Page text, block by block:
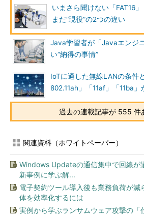
いまさら聞けない「FAT16
まだ“現役”の2つの違い
Java学習者が「Javaエンジ
い“納得の事情”
IoTに適した無線LANの条件
802.11ah」「11af」「11ba」
過去の連載記事が 555 件
関連資料（ホワイトペーパー）
Windows Updateの通信集中で回線が
新事例に学ぶ解...
電子契約ツール導入後も業務負荷が
体を効率化するには
実例から学ぶランサムウェア攻撃の「